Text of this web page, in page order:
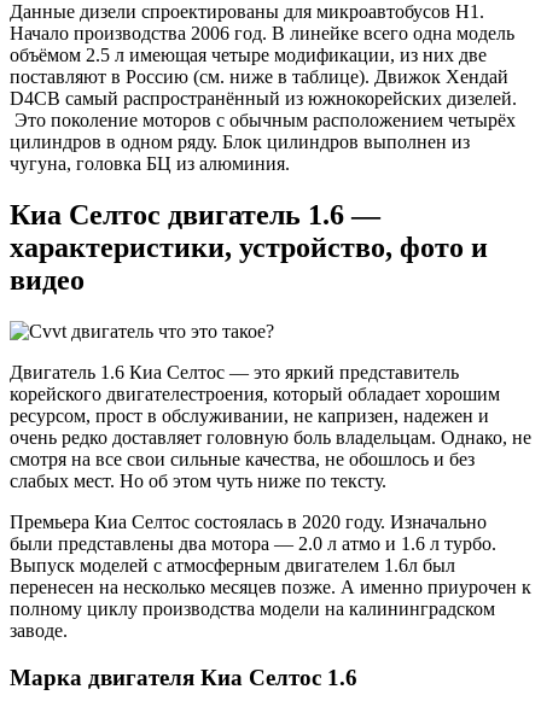
Данные дизели спроектированы для микроавтобусов H1.
Начало производства 2006 год. В линейке всего одна модель
объёмом 2.5 л имеющая четыре модификации, из них две
поставляют в Россию (см. ниже в таблице). Движок Хендай
D4CB самый распространённый из южнокорейских дизелей.
Это поколение моторов с обычным расположением четырёх
цилиндров в одном ряду. Блок цилиндров выполнен из
чугуна, головка БЦ из алюминия.
Киа Селтос двигатель 1.6 —
характеристики, устройство, фото и
видео
Двигатель 1.6 Киа Селтос — это яркий представитель
корейского двигателестроения, который обладает хорошим
ресурсом, прост в обслуживании, не капризен, надежен и
очень редко доставляет головную боль владельцам. Однако, не
смотря на все свои сильные качества, не обошлось и без
слабых мест. Но об этом чуть ниже по тексту.
Премьера Киа Селтос состоялась в 2020 году. Изначально
были представлены два мотора — 2.0 л атмо и 1.6 л турбо.
Выпуск моделей с атмосферным двигателем 1.6л был
перенесен на несколько месяцев позже. А именно приурочен к
полному циклу производства модели на калининградском
заводе.
Марка двигателя Киа Селтос 1.6